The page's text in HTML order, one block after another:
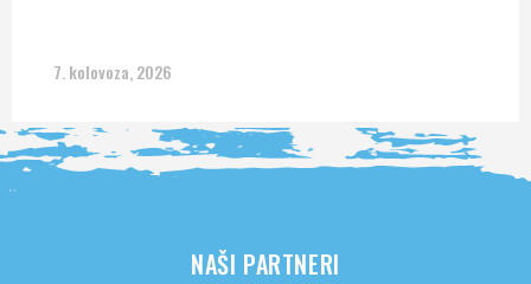
7. kolovoza, 2026
NAŠI PARTNERI